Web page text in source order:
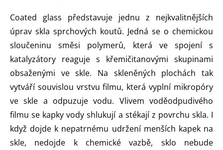
Coated glass představuje jednu z nejkvalitnějších
úprav skla sprchových koutů. Jedná se o chemickou
sloučeninu směsi polymerů, která ve spojení s
katalyzátory reaguje s křemičitanovými skupinami
obsaženými ve skle. Na skleněných plochách tak
vytváří souvislou vrstvu filmu, která vyplní mikropóry
ve skle a odpuzuje vodu. Vlivem voděodpudivého
filmu se kapky vody shlukují a stékají z povrchu skla. I
když dojde k nepatrnému udržení menších kapek na
skle, nedojde k chemické vazbě, sklo nebude